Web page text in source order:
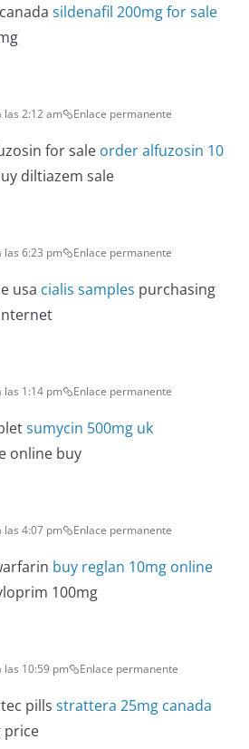
sildenafil 200mg for sale
2:12 am Enlace permanente
for sale order alfuzosin 10
diltiazem sale
6:23 pm Enlace permanente
usa cialis samples purchasing
1:14 pm Enlace permanente
sumycin 500mg uk
online buy
4:07 pm Enlace permanente
buy reglan 10mg online
100mg
10:59 pm Enlace permanente
pills strattera 25mg canada
price